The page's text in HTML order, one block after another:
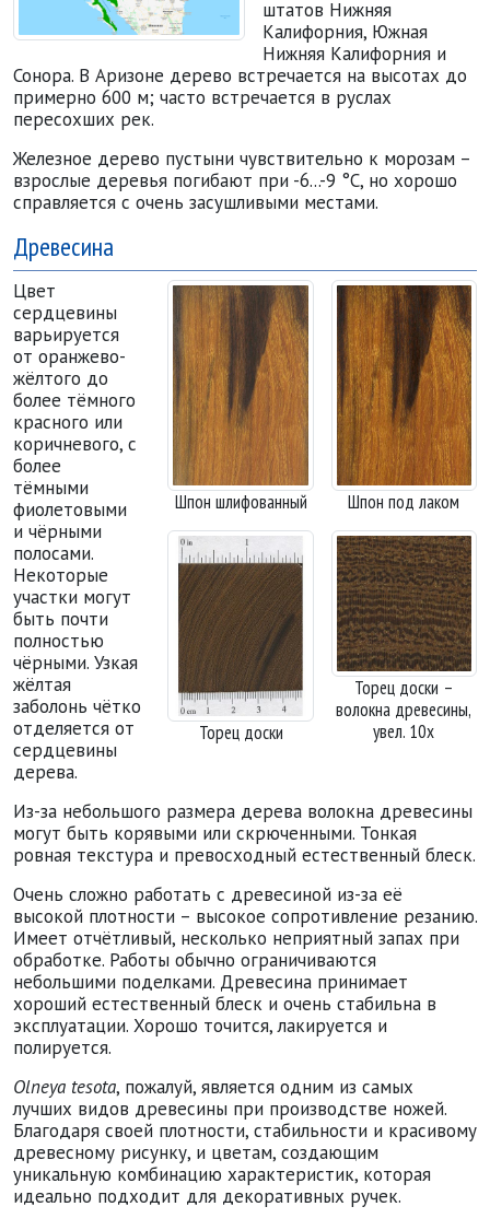
штатов Нижняя
Калифорния, Южная
Нижняя Калифорния и
Сонора. В Аризоне дерево встречается на высотах до
примерно 600 м; часто встречается в руслах
пересохших рек.
Железное дерево пустыни чувствительно к морозам –
взрослые деревья погибают при -6...-9 °C, но хорошо
справляется с очень засушливыми местами.
Древесина
Шпон шлифованный Шпон под лаком
Торец доски
Торец доски –
волокна древесины,
увел. 10х
Цвет
сердцевины
варьируется
от оранжево-
жёлтого до
более тёмного
красного или
коричневого, с
более
тёмными
фиолетовыми
и чёрными
полосами.
Некоторые
участки могут
быть почти
полностью
чёрными. Узкая
жёлтая
заболонь чётко
отделяется от
сердцевины
дерева.
Из-за небольшого размера дерева волокна древесины
могут быть корявыми или скрюченными. Тонкая
ровная текстура и превосходный естественный блеск.
Очень сложно работать с древесиной из-за её
высокой плотности – высокое сопротивление резанию.
Имеет отчётливый, несколько неприятный запах при
обработке. Работы обычно ограничиваются
небольшими поделками. Древесина принимает
хороший естественный блеск и очень стабильна в
эксплуатации. Хорошо точится, лакируется и
полируется.
Olneya tesota, пожалуй, является одним из самых
лучших видов древесины при производстве ножей.
Благодаря своей плотности, стабильности и красивому
древесному рисунку, и цветам, создающим
уникальную комбинацию характеристик, которая
идеально подходит для декоративных ручек.